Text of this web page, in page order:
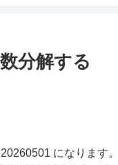
分解する
になります。